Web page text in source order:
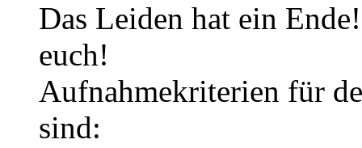
Das Leiden hat ein
euch!
Aufnahmekriterien für
sind: